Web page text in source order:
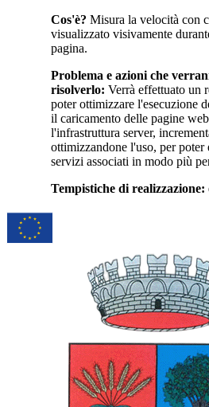
Cos'è? Misura la velocità con
visualizzato visivamente
pagina.
Problema e azioni che
risolverlo: Verrà effettuato un
poter ottimizzare l'esecuzione
il caricamento delle pagine
l'infrastruttura server,
ottimizzandone l'uso, per poter
servizi associati in modo più
Tempistiche di realizzazione: